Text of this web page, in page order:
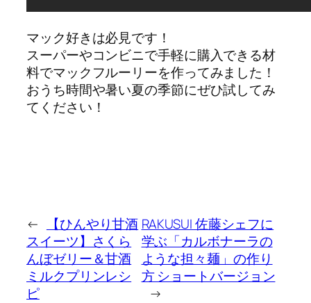
マック好きは必見です！
スーパーやコンビニで手軽に購入できる材
料でマックフルーリーを作ってみました！
おうち時間や暑い夏の季節にぜひ試してみ
てください！
←
【ひんやり甘酒
スイーツ】さくら
んぼゼリー＆甘酒
ミルクプリンレシ
ピ
RAKUSUI 佐藤シェフに
学ぶ「カルボナーラの
ような担々麺」の作り
方 ショートバージョン
→